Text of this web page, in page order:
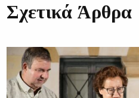
Σχετικά Άρθρα